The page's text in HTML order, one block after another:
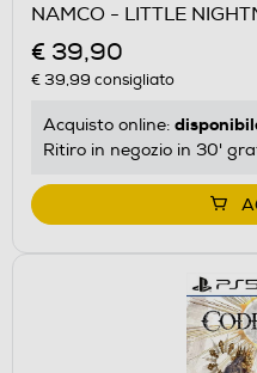
NAMCO - LITTLE
€ 39,90
€ 39,99 consigliato
Acquisto online:
Ritiro in negozio in 30'